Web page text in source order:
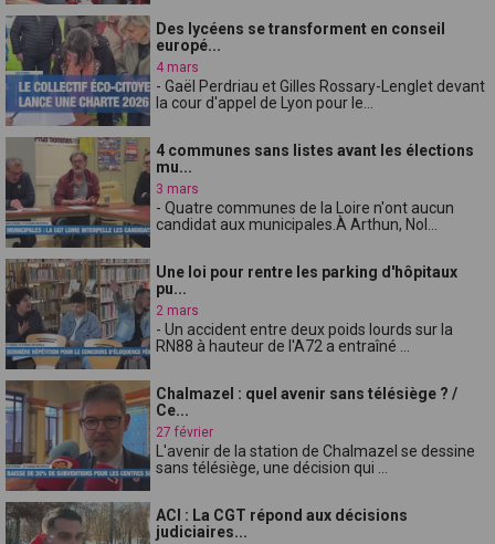
Des lycéens se transforment en conseil
europé...
4 mars
- Gaël Perdriau et Gilles Rossary-Lenglet devant
la cour d'appel de Lyon pour le...
4 communes sans listes avant les élections
mu...
3 mars
- Quatre communes de la Loire n'ont aucun
candidat aux municipales.À Arthun, Nol...
Une loi pour rentre les parking d'hôpitaux
pu...
2 mars
- Un accident entre deux poids lourds sur la
RN88 à hauteur de l'A72 a entraîné ...
Chalmazel : quel avenir sans télésiège ? /
Ce...
27 février
L'avenir de la station de Chalmazel se dessine
sans télésiège, une décision qui ...
ACI : La CGT répond aux décisions
judiciaires...